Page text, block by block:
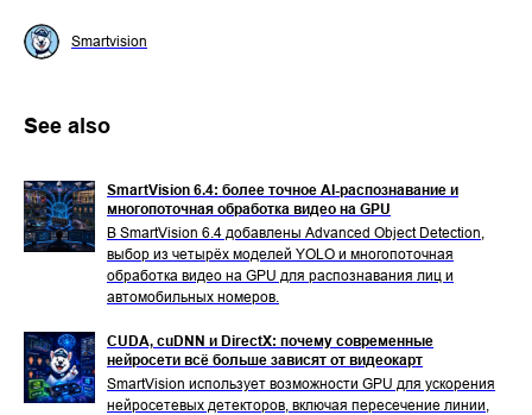
Smartvision
See also
SmartVision 6.4: более точное AI-распознавание и
многопоточная обработка видео на GPU
В SmartVision 6.4 добавлены Advanced Object Detection,
выбор из четырёх моделей YOLO и многопоточная
обработка видео на GPU для распознавания лиц и
автомобильных номеров.
CUDA, cuDNN и DirectX: почему современные
нейросети всё больше зависят от видеокарт
SmartVision использует возможности GPU для ускорения
нейросетевых детекторов, включая пересечение линии,